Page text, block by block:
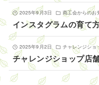
2025年9月3日 商工会からのお
インスタグラムの育て
2025年9月2日 チャレンジショ
チャレンジショップ店